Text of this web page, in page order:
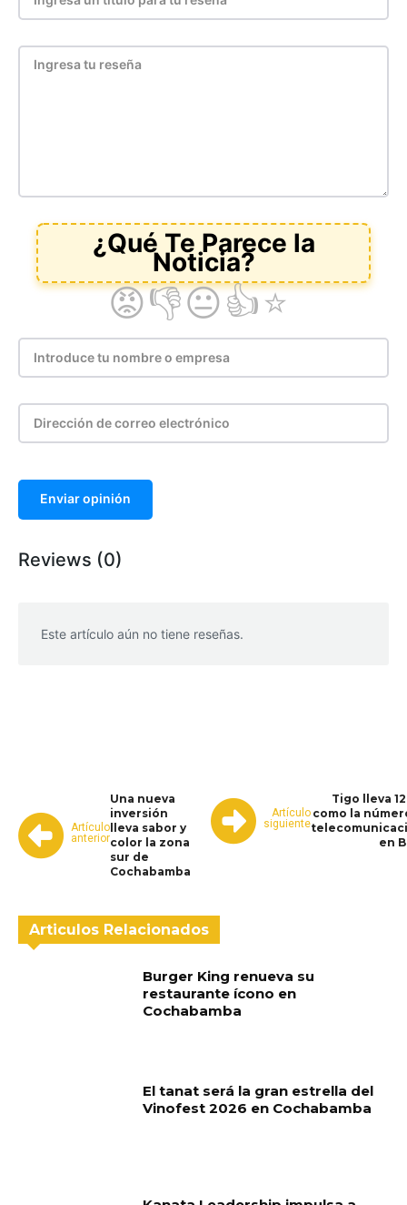
Enviar opinión
Reviews (0)
Este artículo aún no tiene reseñas.
Artículo
anterior
Una nueva
inversión
lleva sabor y
color la zona
sur de
Cochabamba
Artículo
siguiente
Tigo lleva
como la
en
Articulos Relacionados
Burger King renueva su
restaurante ícono en
Cochabamba
El tanat será la gran estrella del
Vinofest 2026 en Cochabamba